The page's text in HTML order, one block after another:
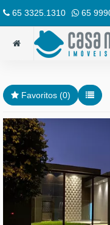
65 3325.1310 65
Favoritos (0)